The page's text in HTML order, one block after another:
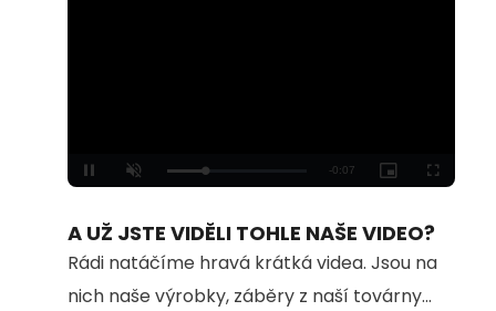
Unmute
100.00%
A UŽ JSTE VIDĚLI TOHLE NAŠE VIDEO?
Rádi natáčíme hravá krátká videa. Jsou na
nich naše výrobky, záběry z naší továrny...